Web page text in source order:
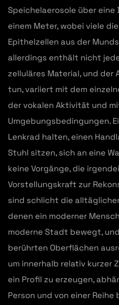
Speichelaerosole über
einem Meter, wobei viele
Epithelzellen aus der
allerdings enthält nicht
zelluläres Material, und der
tun, variiert mit dem
der vokalen Aktivität und
Umgebungsbedingungen.
Lenkrad halten, einen
Stuhl sitzen, sich an eine
keine Vorgänge, die
Vorstellungskraft zur
sind schlicht die
denen ein moderner
moderne Stadt bewegt,
berührten Oberflächen
um innerhalb relativ kurzer
ein Profil zu erzeugen,
Person und von einer